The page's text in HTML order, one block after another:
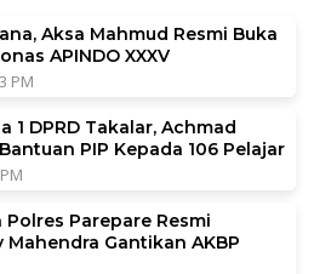
Aksa Mahmud Resmi Buka
APINDO XXXV
PM
1 DPRD Takalar, Achmad
PIP Kepada 106 Pelajar
Parepare Resmi
Mahendra Gantikan AKBP